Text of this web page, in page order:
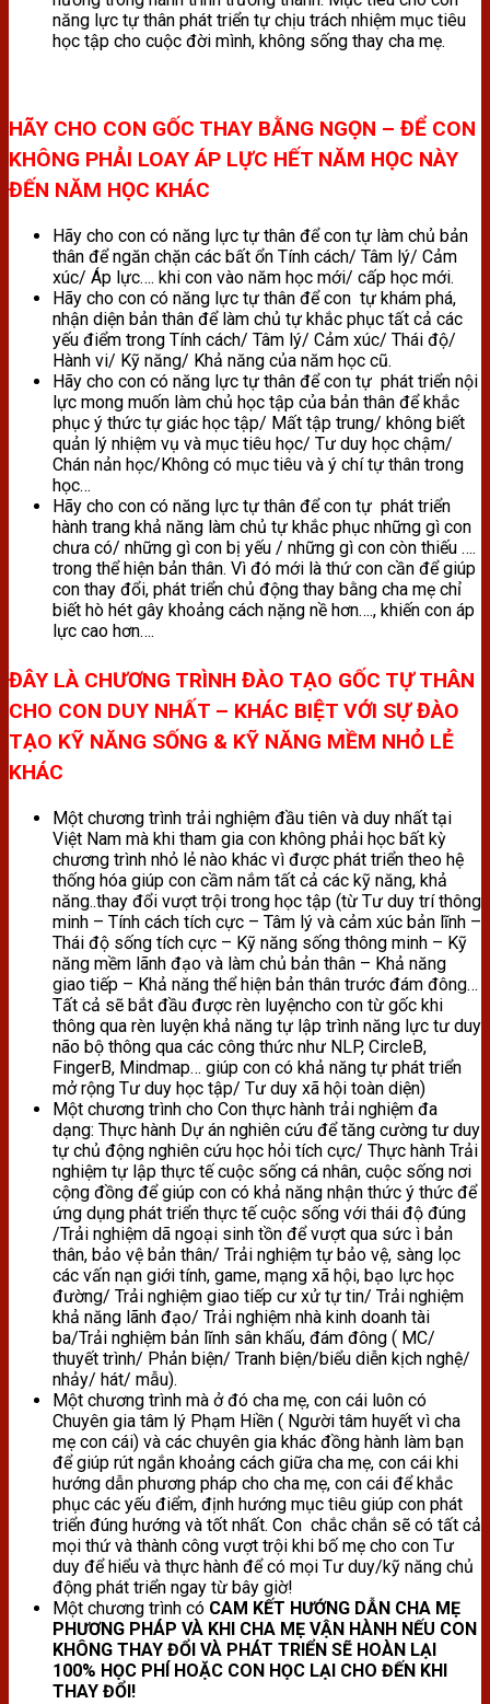
năng lực tự thân phát triển tự chịu trách nhiệm mục tiêu
học tập cho cuộc đời mình, không sống thay cha mẹ.
HÃY CHO CON GỐC THAY BẰNG NGỌN – ĐỂ CON
KHÔNG PHẢI LOAY ÁP LỰC HẾT NĂM HỌC NÀY
ĐẾN NĂM HỌC KHÁC
Hãy cho con có năng lực tự thân để con tự làm chủ bản
thân để ngăn chặn các bất ổn Tính cách/ Tâm lý/ Cảm
xúc/ Áp lực…. khi con vào năm học mới/ cấp học mới.
Hãy cho con có năng lực tự thân để con tự khám phá,
nhận diện bản thân để làm chủ tự khắc phục tất cả các
yếu điểm trong Tính cách/ Tâm lý/ Cảm xúc/ Thái độ/
Hành vi/ Kỹ năng/ Khả năng của năm học cũ.
Hãy cho con có năng lực tự thân để con tự phát triển nội
lực mong muốn làm chủ học tập của bản thân để khắc
phục ý thức tự giác học tập/ Mất tập trung/ không biết
quản lý nhiệm vụ và mục tiêu học/ Tư duy học chậm/
Chán nản học/Không có mục tiêu và ý chí tự thân trong
học…
Hãy cho con có năng lực tự thân để con tự phát triển
hành trang khả năng làm chủ tự khắc phục những gì con
chưa có/ những gì con bị yếu / những gì con còn thiếu ….
trong thể hiện bản thân. Vì đó mới là thứ con cần để giúp
con thay đổi, phát triển chủ động thay bằng cha mẹ chỉ
biết hò hét gây khoảng cách nặng nề hơn…., khiến con áp
lực cao hơn….
ĐÂY LÀ CHƯƠNG TRÌNH ĐÀO TẠO GỐC TỰ THÂN
CHO CON DUY NHẤT – KHÁC BIỆT VỚI SỰ ĐÀO
TẠO KỸ NĂNG SỐNG & KỸ NĂNG MỀM NHỎ LẺ
KHÁC
Một chương trình trải nghiệm đầu tiên và duy nhất tại
Việt Nam mà khi tham gia con không phải học bất kỳ
chương trình nhỏ lẻ nào khác vì được phát triển theo hệ
thống hóa giúp con cầm nắm tất cả các kỹ năng, khả
năng..thay đổi vượt trội trong học tập (từ Tư duy trí thông
minh – Tính cách tích cực – Tâm lý và cảm xúc bản lĩnh –
Thái độ sống tích cực – Kỹ năng sống thông minh – Kỹ
năng mềm lãnh đạo và làm chủ bản thân – Khả năng
giao tiếp – Khả năng thể hiện bản thân trước đám đông…
Tất cả sẽ bắt đầu được rèn luyệncho con từ gốc khi
thông qua rèn luyện khả năng tự lập trình năng lực tư duy
não bộ thông qua các công thức như NLP, CircleB,
FingerB, Mindmap… giúp con có khả năng tự phát triển
mở rộng Tư duy học tập/ Tư duy xã hội toàn diện)
Một chương trình cho Con thực hành trải nghiệm đa
dạng: Thực hành Dự án nghiên cứu để tăng cường tư duy
tự chủ động nghiên cứu học hỏi tích cực/ Thực hành Trải
nghiệm tự lập thực tế cuộc sống cá nhân, cuộc sống nơi
cộng đồng để giúp con có khả năng nhận thức ý thức để
ứng dụng phát triển thực tế cuộc sống với thái độ đúng
/Trải nghiệm dã ngoại sinh tồn để vượt qua sức ì bản
thân, bảo vệ bản thân/ Trải nghiệm tự bảo vệ, sàng lọc
các vấn nạn giới tính, game, mạng xã hội, bạo lực học
đường/ Trải nghiệm giao tiếp cư xử tự tin/ Trải nghiệm
khả năng lãnh đạo/ Trải nghiệm nhà kinh doanh tài
ba/Trải nghiệm bản lĩnh sân khấu, đám đông ( MC/
thuyết trình/ Phản biện/ Tranh biện/biểu diễn kịch nghệ/
nhảy/ hát/ mẫu).
Một chương trình mà ở đó cha mẹ, con cái luôn có
Chuyên gia tâm lý Phạm Hiền ( Người tâm huyết vì cha
mẹ con cái) và các chuyên gia khác đồng hành làm bạn
để giúp rút ngắn khoảng cách giữa cha mẹ, con cái khi
hướng dẫn phương pháp cho cha mẹ, con cái để khắc
phục các yếu điểm, định hướng mục tiêu giúp con phát
triển đúng hướng và tốt nhất. Con chắc chắn sẽ có tất cả
mọi thứ và thành công vượt trội khi bố mẹ cho con Tư
duy để hiểu và thực hành để có mọi Tư duy/kỹ năng chủ
động phát triển ngay từ bây giờ!
Một chương trình có CAM KẾT HƯỚNG DẪN CHA MẸ
PHƯƠNG PHÁP VÀ KHI CHA MẸ VẬN HÀNH NẾU CON
KHÔNG THAY ĐỔI VÀ PHÁT TRIỂN SẼ HOÀN LẠI
100% HỌC PHÍ HOẶC CON HỌC LẠI CHO ĐẾN KHI
THAY ĐỔI!